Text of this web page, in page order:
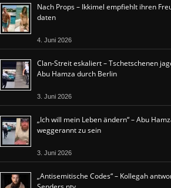
Nach Props – Ikkimel empfiehlt ihren
daten
4. Juni 2026
Clan-Streit eskaliert – Tschetschenen
Abu Hamza durch Berlin
3. Juni 2026
„Ich will mein Leben ändern“ – Abu
weggerannt zu sein
3. Juni 2026
„Antisemitische Codes“ – Kollegah